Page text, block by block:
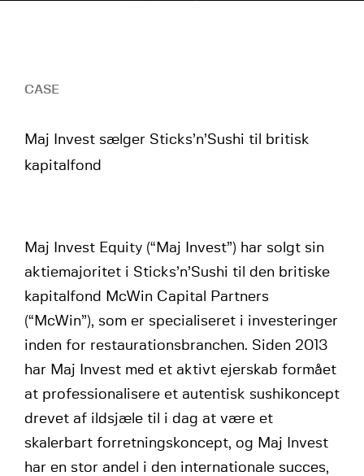
CASE
Maj Invest sælger Sticks’n’Sushi til britisk
kapitalfond
Maj Invest Equity (“Maj Invest”) har solgt sin
aktiemajoritet i Sticks’n’Sushi til den britiske
kapitalfond McWin Capital Partners
(“McWin”), som er specialiseret i investeringer
inden for restaurationsbranchen. Siden 2013
har Maj Invest med et aktivt ejerskab formået
at professionalisere et autentisk sushikoncept
drevet af ildsjæle til i dag at være et
skalerbart forretningskoncept, og Maj Invest
har en stor andel i den internationale succes,